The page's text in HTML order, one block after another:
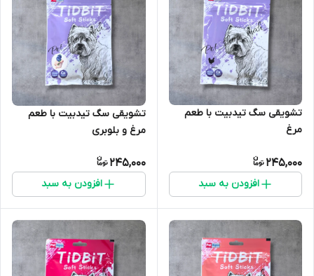
تشویقی سگ تیدبیت با طعم
مرغ
245,000
افزودن به سبد
تشویقی سگ تیدبیت با طعم
مرغ و بلوبری
245,000
افزودن به سبد